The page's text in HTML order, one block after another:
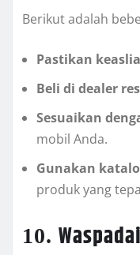
Berikut adalah
Pastikan
Beli di dealer
Sesuaikan
mobil Anda.
Gunakan
produk yang
10.